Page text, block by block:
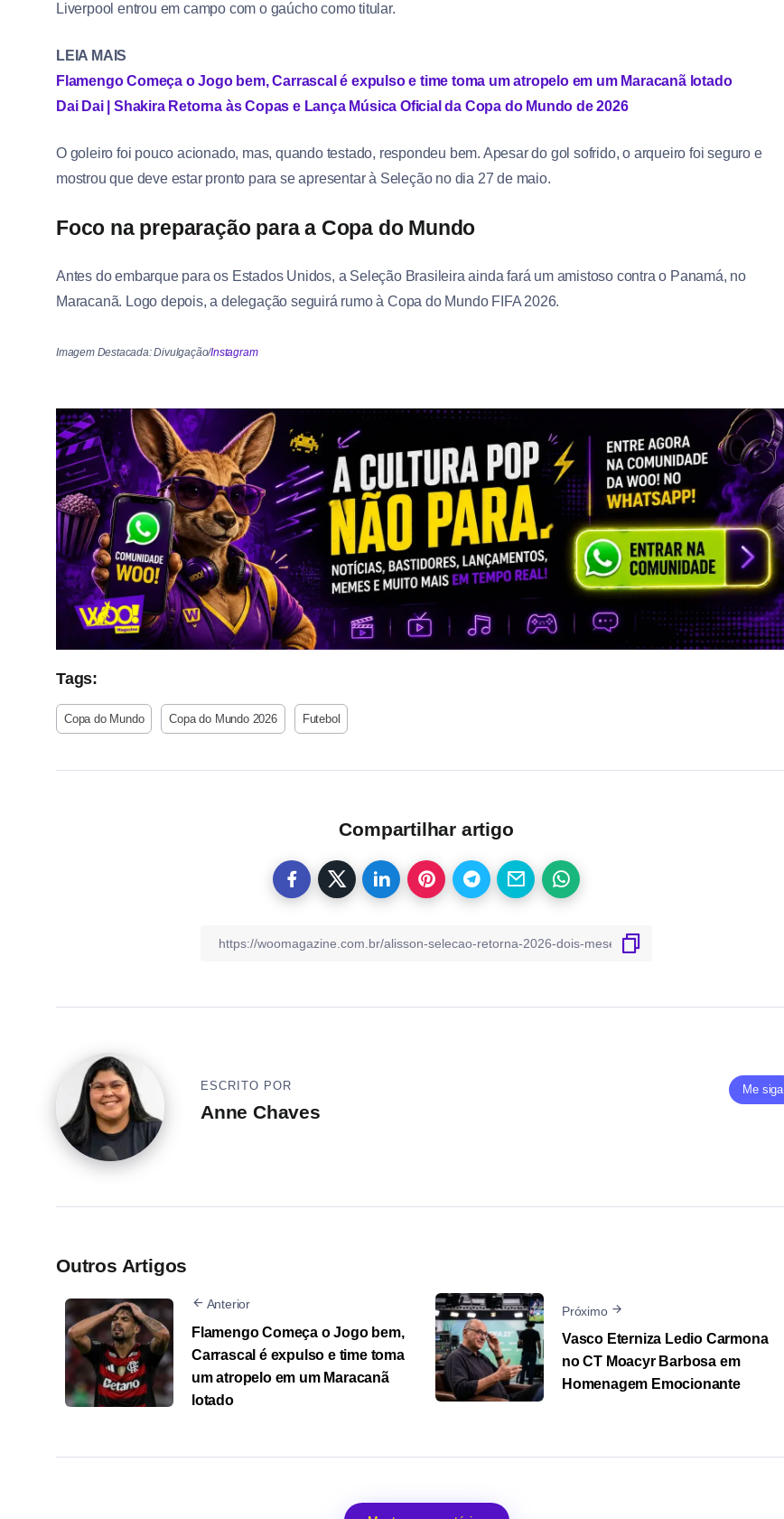
Liverpool entrou em campo com o gaúcho como titular.
LEIA MAIS
Flamengo Começa o Jogo bem, Carrascal é expulso e time toma um atropelo em um Maracanã lotado
Dai Dai | Shakira Retorna às Copas e Lança Música Oficial da Copa do Mundo de 2026
O goleiro foi pouco acionado, mas, quando testado, respondeu bem. Apesar do gol sofrido, o arqueiro foi seguro e
mostrou que deve estar pronto para se apresentar à Seleção no dia 27 de maio.
Foco na preparação para a Copa do Mundo
Antes do embarque para os Estados Unidos, a Seleção Brasileira ainda fará um amistoso contra o Panamá, no
Maracanã. Logo depois, a delegação seguirá rumo à Copa do Mundo FIFA 2026.
Imagem Destacada: Divulgação/Instagram
Tags:
Copa do Mundo Copa do Mundo 2026 Futebol
Compartilhar artigo
Me siga
ESCRITO POR
Anne Chaves
Outros Artigos
Anterior
Flamengo Começa o Jogo bem,
Carrascal é expulso e time toma
um atropelo em um Maracanã
lotado
Próximo
Vasco Eterniza Ledio Carmona
no CT Moacyr Barbosa em
Homenagem Emocionante